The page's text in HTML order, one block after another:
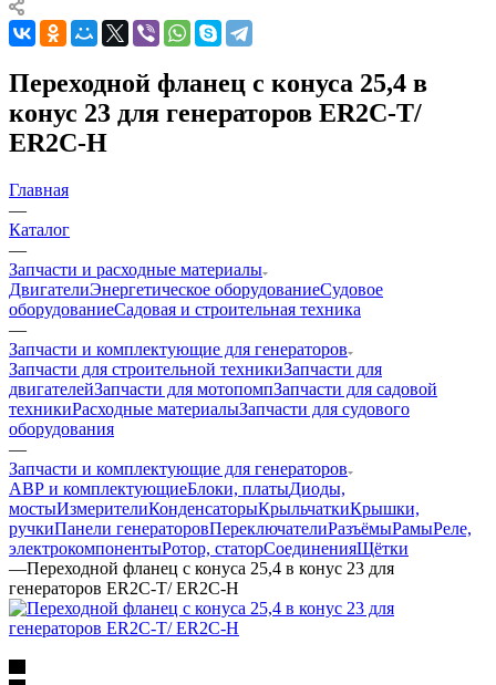
Переходной фланец с конуса 25,4 в
конус 23 для генераторов ER2C-T/
ER2C-H
Главная
—
Каталог
—
Запчасти и расходные материалы
ДвигателиЭнергетическое оборудованиеСудовое
оборудованиеСадовая и строительная техника
—
Запчасти и комплектующие для генераторов
Запчасти для строительной техникиЗапчасти для
двигателейЗапчасти для мотопомпЗапчасти для садовой
техникиРасходные материалыЗапчасти для судового
оборудования
—
Запчасти и комплектующие для генераторов
АВР и комплектующиеБлоки, платыДиоды,
мостыИзмерителиКонденсаторыКрыльчаткиКрышки,
ручкиПанели генераторовПереключателиРазъёмыРамыРеле,
электрокомпонентыРотор, статорСоединенияЩётки
—Переходной фланец с конуса 25,4 в конус 23 для
генераторов ER2C-T/ ER2C-H